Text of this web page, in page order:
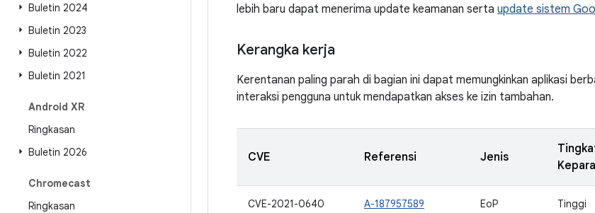
Buletin 2024
Buletin 2023
Buletin 2022
Buletin 2021
Android XR
Ringkasan
Buletin 2026
Chromecast
Ringkasan
lebih baru dapat menerima update keamanan serta update sistem
Kerangka kerja
Kerentanan paling parah di bagian ini dapat memungkinkan aplikasi
interaksi pengguna untuk mendapatkan akses ke izin tambahan.
CVE Referensi Jenis
CVE-2021-0640 A-187957589 EoP Tinggi